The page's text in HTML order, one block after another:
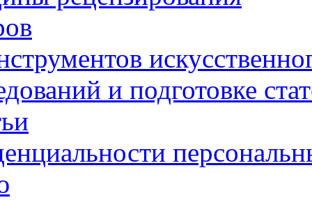
и подготовке